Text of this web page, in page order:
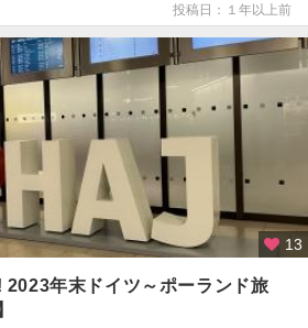
投稿日：１年以上前
13
年末ドイツ～ポーランド旅